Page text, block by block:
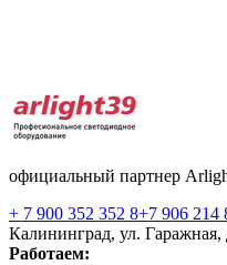
официальный партнер
+ 7 900 352 352 8+7 906 214
Калининград, ул.
Работаем: